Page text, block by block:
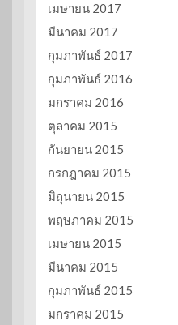
เมษายน 2017
มีนาคม 2017
กุมภาพันธ์ 2017
กุมภาพันธ์ 2016
มกราคม 2016
ตุลาคม 2015
กันยายน 2015
กรกฎาคม 2015
มิถุนายน 2015
พฤษภาคม 2015
เมษายน 2015
มีนาคม 2015
กุมภาพันธ์ 2015
มกราคม 2015